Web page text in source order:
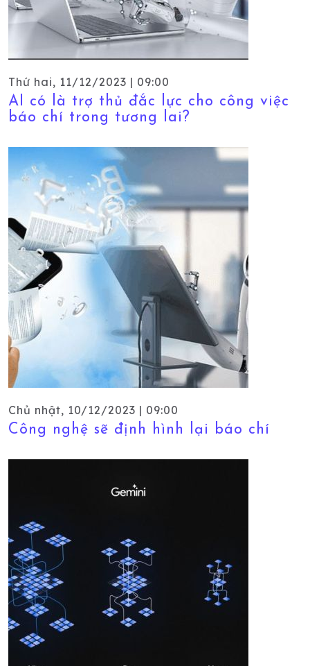
Thứ hai, 11/12/2023 | 09:00
AI có là trợ thủ đắc lực cho công việc
báo chí trong tương lai?
Chủ nhật, 10/12/2023 | 09:00
Công nghệ sẽ định hình lại báo chí